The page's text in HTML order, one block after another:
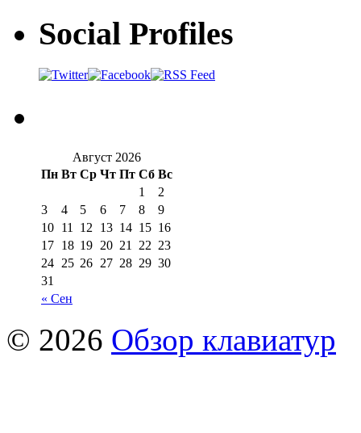
Social Profiles
Август 2026
Пн Вт Ср Чт Пт Сб Вс
« Сен
1
2
3
4 5 6 7 8
9
10 11 12 13 14 15 16
17 18 19 20 21 22 23
24 25 26 27 28 29 30
31
© 2026 Обзор клавиатур